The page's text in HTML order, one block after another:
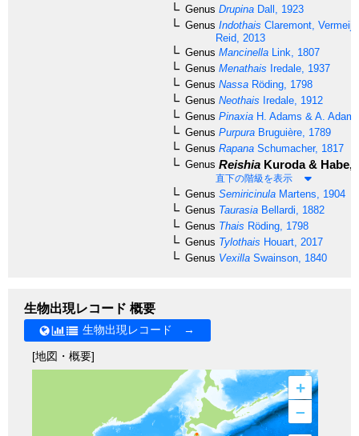
Genus Drupina Dall, 1923
Genus Indothais Claremont,
Reid, 2013
Genus Mancinella Link, 1807
Genus Menathais Iredale, 1937
Genus Nassa Röding, 1798
Genus Neothais Iredale, 1912
Genus Pinaxia H. Adams & A.
Genus Purpura Bruguière, 1789
Genus Rapana Schumacher, 1817
Genus Reishia Kuroda & Habe,
直下の階級を表示
Genus Semiricinula Martens, 1904
Genus Taurasia Bellardi, 1882
Genus Thais Röding, 1798
Genus Tylothais Houart, 2017
Genus Vexilla Swainson, 1840
生物出現レコード 概要
生物出現レコード →
[地図・概要]
+
–